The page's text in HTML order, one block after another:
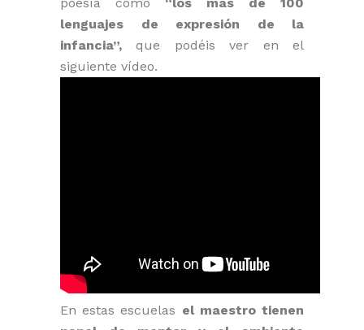
lenguajes de expresión de la
infancia”,que podéis ver en el
siguiente vídeo.
En estas escuelas el maestro tienen